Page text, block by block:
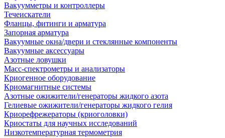
Вакуумметры и контроллеры
Течеискатели
Фланцы, фитинги и арматура
Запорная арматура
Вакуумные окна/двери и стеклянные компоненты
Вакуумные аксессуары
Азотные ловушки
Масс-спектрометры и анализаторы
Криогенное оборудование
Криомагнитные системы
Азотные ожижители/генераторы жидкого азота
Гелиевые ожижители/генераторы жидкого гелия
Криорефрежераторы (криоголовки)
Криостаты для научных исследований
Низкотемпературная термометрия